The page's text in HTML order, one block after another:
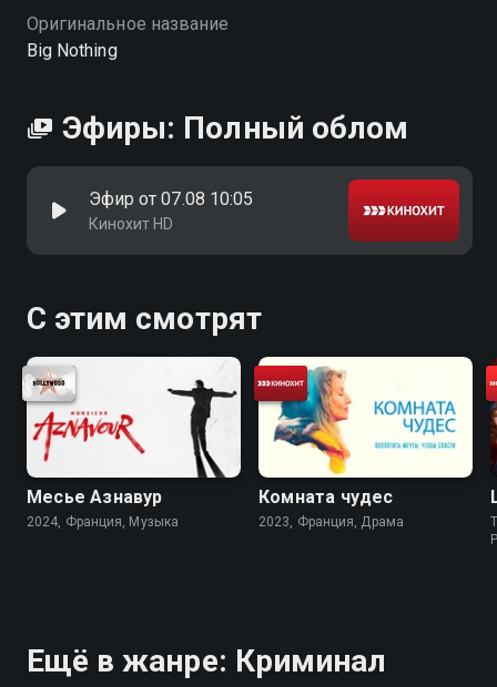
Оригинальное название
Big Nothing
Эфиры: Полный облом
Эфир от 07.08 10:05
Кинохит HD
С этим смотрят
Месье Азнавур
2024, Франция, Музыка
Комната чудес
2023, Франция, Драма
Ещё в жанре: Криминал